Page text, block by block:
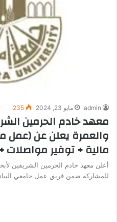
admin مايو 23, 2024 235
معهد خادم الحرمين
والعمرة يعلن عن
مالية + توفير
أعلن معهد خادم الحرمين الشريفين
للمشاركة ضمن فريق عمل جامعي